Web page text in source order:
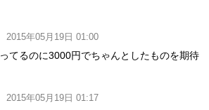
年05月19日 01:00
てるのに3000円でちゃんとしたものを期待
年05月19日 01:17